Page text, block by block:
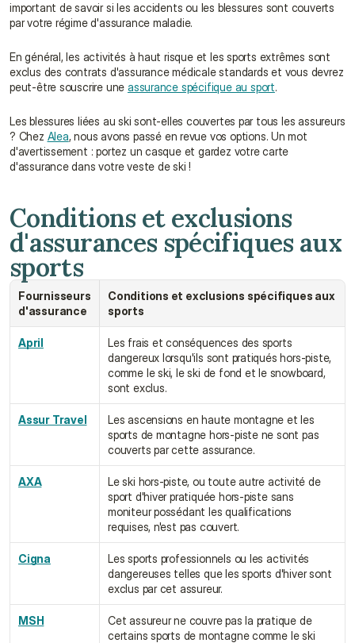
important de savoir si les accidents ou les blessures sont couverts
par votre régime d'assurance maladie.
En général, les activités à haut risque et les sports extrêmes sont
exclus des contrats d'assurance médicale standards et vous devrez
peut-être souscrire une assurance spécifique au sport.
Les blessures liées au ski sont-elles couvertes par tous les assureurs
? Chez Alea, nous avons passé en revue vos options. Un mot
d'avertissement : portez un casque et gardez votre carte
d'assurance dans votre veste de ski !
Conditions et exclusions
d'assurances spécifiques aux
sports
Fournisseurs
d'assurance
Conditions et exclusions spécifiques aux
sports
April
Les frais et conséquences des sports
dangereux lorsqu'ils sont pratiqués hors-piste,
comme le ski, le ski de fond et le snowboard,
sont exclus.
Assur Travel
Les ascensions en haute montagne et les
sports de montagne hors-piste ne sont pas
couverts par cette assurance.
AXA
Le ski hors-piste, ou toute autre activité de
sport d'hiver pratiquée hors-piste sans
moniteur possédant les qualifications
requises, n'est pas couvert.
Cigna
Les sports professionnels ou les activités
dangereuses telles que les sports d'hiver sont
exclus par cet assureur.
MSH
Cet assureur ne couvre pas la pratique de
certains sports de montagne comme le ski